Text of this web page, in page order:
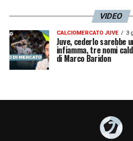
mai, perché nessuno lo
tribunale, nessuna polizia
possono costringere le
accettare qualcosa che è
storia di questa cosiddetta
soldi possano comprare
avere 20 club pronti a
tutti annunciassero piani di
VIDEO
CALCIOMERCATO JUVE 3
Juve, cederlo sarebbe
infiamma, tre nomi
di Marco Baridon